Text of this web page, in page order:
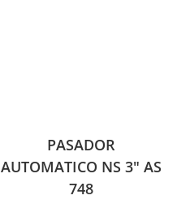
PASADOR
AUTOMATICO NS 3″ AS
748